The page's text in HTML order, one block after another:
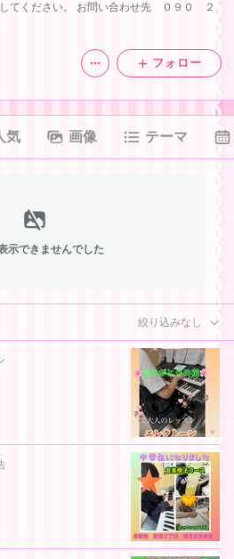
てください。 お問い合わせ先 ０９０ ２
フォロー
気 画像 テーマ
示できませんでした
絞り込みなし